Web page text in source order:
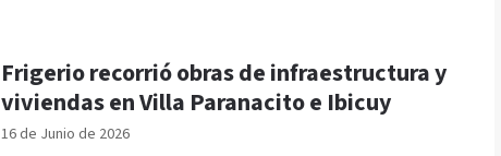
16 de Junio de 2026
Frigerio recorrió obras de infraestructura y
viviendas en Villa Paranacito e Ibicuy